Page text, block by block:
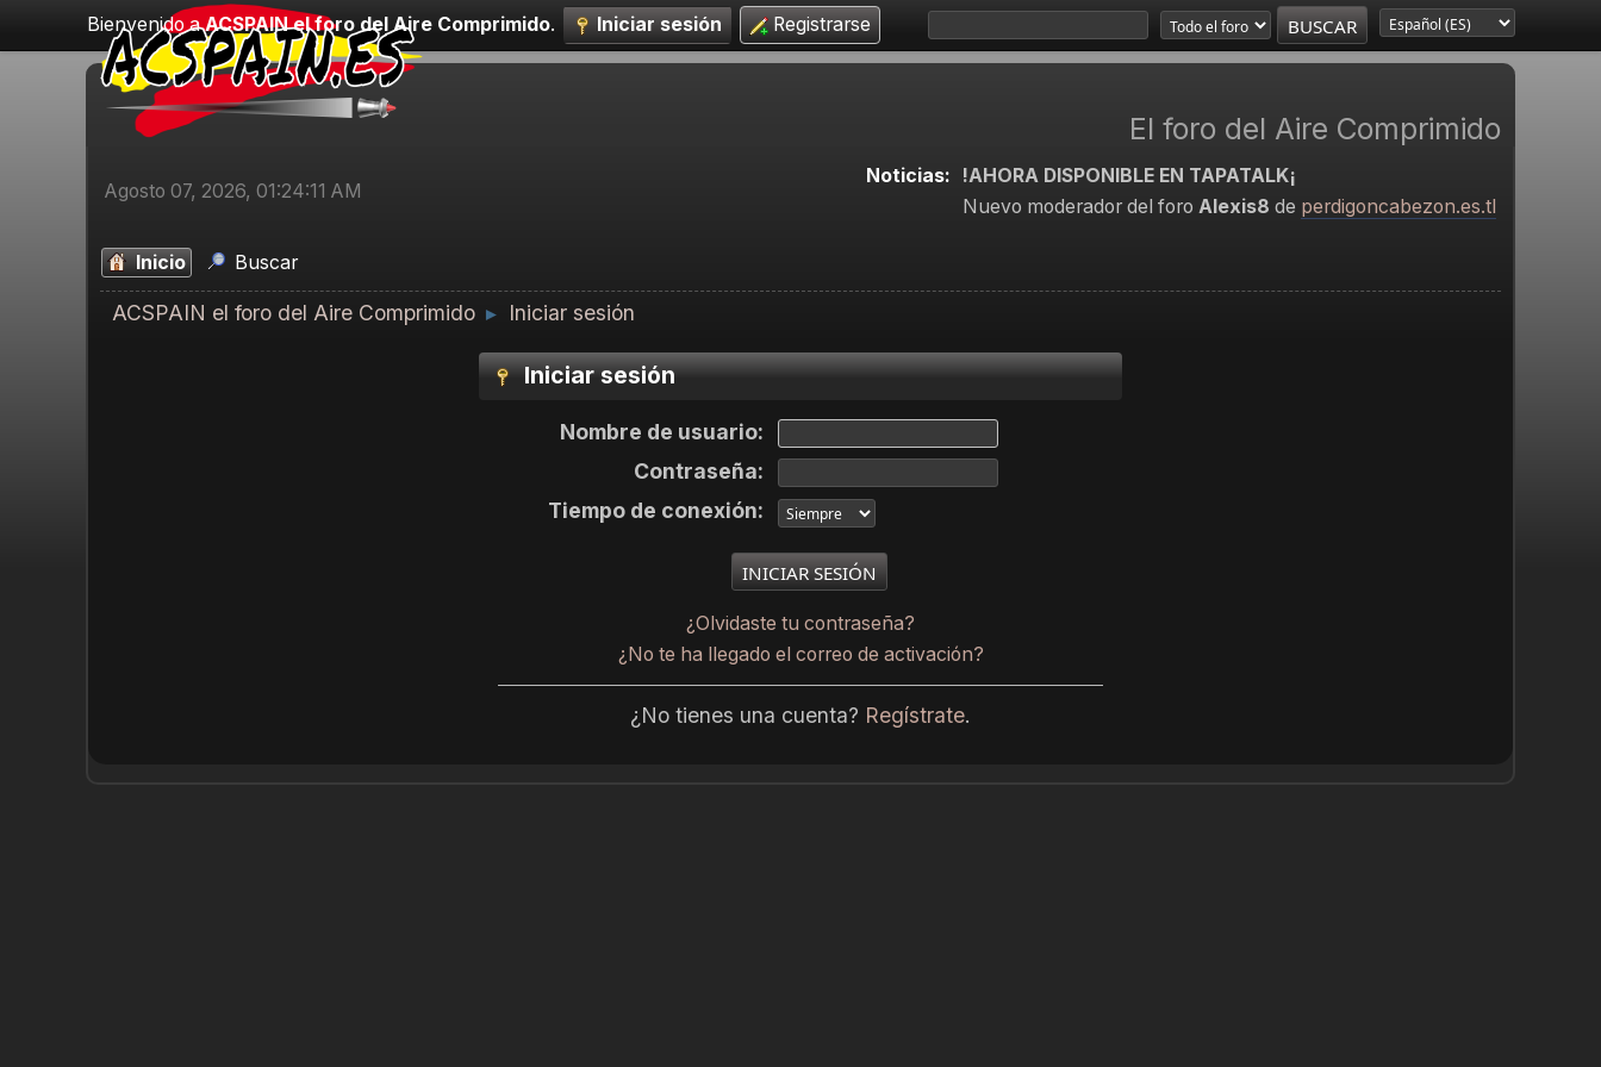
Bienvenido aACSPAIN el foro del Aire Comprimido. Iniciar sesión Registrarse
El foro del Aire Comprimido
Agosto 07, 2026, 01:24:11 AM
Noticias:
!AHORA DISPONIBLE EN TAPATALK¡
Nuevo moderador del foro Alexis8 de perdigoncabezon.es.tl
Inicio Buscar
ACSPAIN el foro del Aire Comprimido ► Iniciar sesión
Iniciar sesión
Nombre de usuario:
Contraseña:
Tiempo de conexión:
¿Olvidaste tu contraseña?
¿No te ha llegado el correo de activación?
¿No tienes una cuenta? Regístrate.